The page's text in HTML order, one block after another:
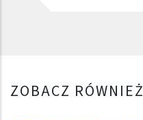
ZOBACZ RÓWNIEŻ